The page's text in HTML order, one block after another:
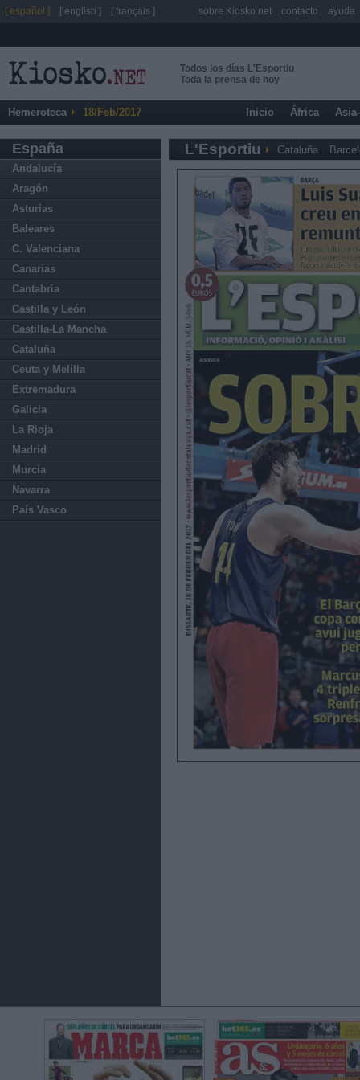
Todos los días L'Esportiu
Toda la prensa de hoy
Hemeroteca 18/Feb/2017 Inicio África
España
Andalucía
Aragón
Asturias
Baleares
C. Valenciana
Canarias
Cantabria
Castilla y León
Castilla-La Mancha
Cataluña
Ceuta y Melilla
Extremadura
Galicia
La Rioja
Madrid
Murcia
Navarra
País Vasco
L'Esportiu Cataluña
[ español ] [ english ] [ français ] sobre Kiosko.net contacto ayuda